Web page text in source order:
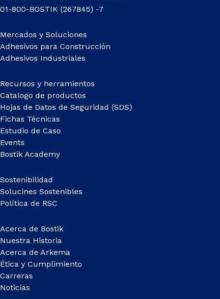
01-800-BOSTIK (267845) -7
Mercados y Soluciones
Adhesivos para Construcción
Adhesivos Industriales
Recursos y herramientos
Catalogo de productos
Hojas de Datos de Seguridad (SDS)
Fichas Técnicas
Estudio de Caso
Events
Bostik Academy
Sostenibilidad
Solucines Sostenibles
Política de RSC
Acerca de Bostik
Nuestra Historia
Acerca de Arkema
Ética y Cumplimiento
Carreras
Noticias